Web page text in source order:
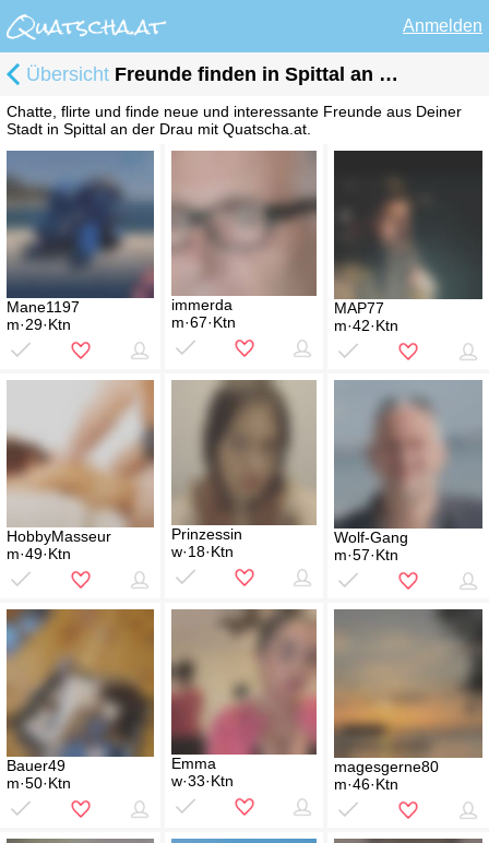
Anmelden
Übersicht Freunde finden in Spittal an der Drau
Chatte, flirte und finde neue und interessante Freunde aus Deiner
Stadt in Spittal an der Drau mit Quatscha.at.
Mane1197
m·29·Ktn
immerda
m·67·Ktn
MAP77
m·42·Ktn
HobbyMasseur
m·49·Ktn
Prinzessin
w·18·Ktn
Wolf-Gang
m·57·Ktn
Bauer49
m·50·Ktn
Emma
w·33·Ktn
magesgerne80
m·46·Ktn